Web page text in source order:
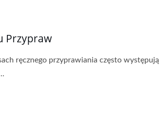
Przypraw
ręcznego przyprawiania często występują